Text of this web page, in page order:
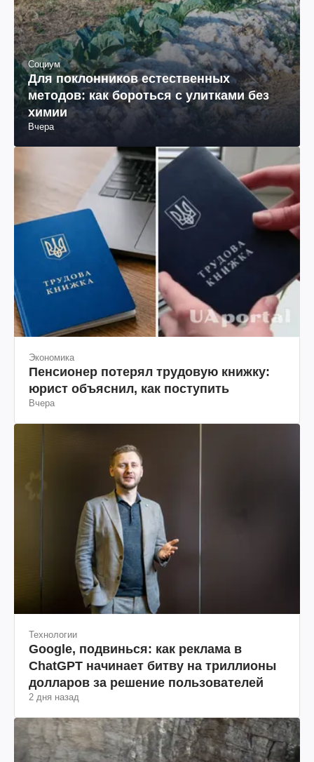
Социум
Для поклонников естественных
методов: как бороться с улитками без
химии
Вчера
Экономика
Пенсионер потерял трудовую книжку:
юрист объяснил, как поступить
Вчера
Технологии
Google, подвинься: как реклама в
ChatGPT начинает битву на триллионы
долларов за решение пользователей
2 дня назад